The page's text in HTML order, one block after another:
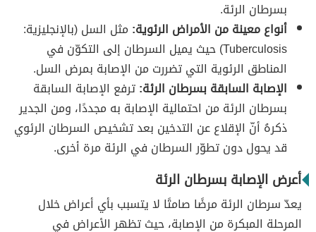
بسرطان الرئة.
أنواع معينة من الأمراض الرئوية: مثل السل (بالإنجليزية:
Tuberculosis) حيث يميل السرطان إلى التكوّن في
المناطق الرئوية التي تضررت من الإصابة بمرض السل.
الإصابة السابقة بسرطان الرئة:ترفع الإصابة السابقة
بسرطان الرئة من احتمالية الإصابة به مجددًا، ومن الجدير
ذكرهُ أنّ الإقلاع عن التدخين بعد تشخيص السرطان الرئوي
قد يحول دون تطوّر السرطان في الرئة مرة أخرى.
أعرض الإصابة بسرطان الرئة
يعدّ سرطان الرئة مرضًا صامتًا لا يتسبب بأي أعراض خلال
المرحلة المبكرة من الإصابة، حيث تظهر الأعراض في